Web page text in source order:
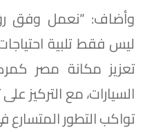
وأضاف: “نعمل وفق
ليس فقط تلبية
تعزيز مكانة مصر
السيارات، مع التركيز
تواكب التطور المتسارع